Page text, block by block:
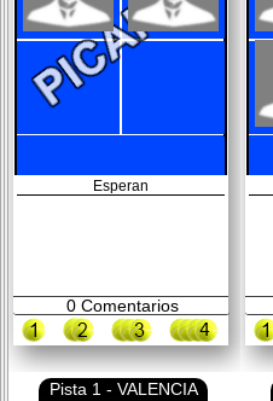
Esperan
0Comentarios
Pista 1 - VALENCIA